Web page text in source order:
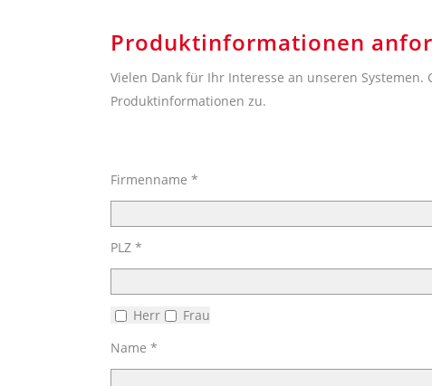
Produktinformationen
Vielen Dank für Ihr Interesse an unseren
Produktinformationen zu.
Firmenname *
PLZ *
Herr
Frau
Name *